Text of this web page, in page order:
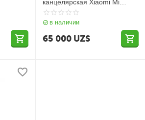
канцелярская Xiaomi Mi
Aluminum Rollerball Pen Silver
в наличии
65 000 UZS